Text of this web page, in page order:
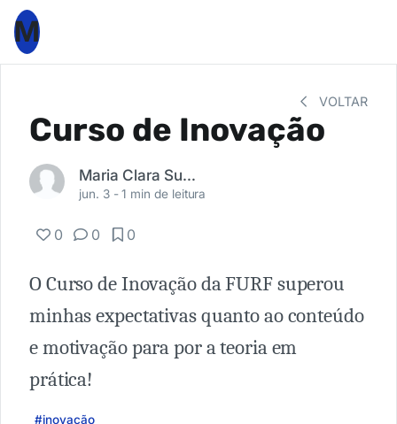
M
VOLTAR
Curso de Inovação
Maria Clara Suguinoshita
jun. 3 -1 min de leitura
0 0 0
O Curso de Inovação da FURF superou
minhas expectativas quanto ao conteúdo
e motivação para por a teoria em
prática!
#inovação